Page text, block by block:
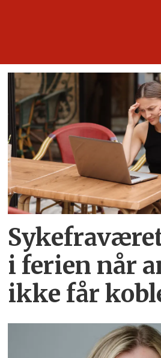
i ferien når
ikke får